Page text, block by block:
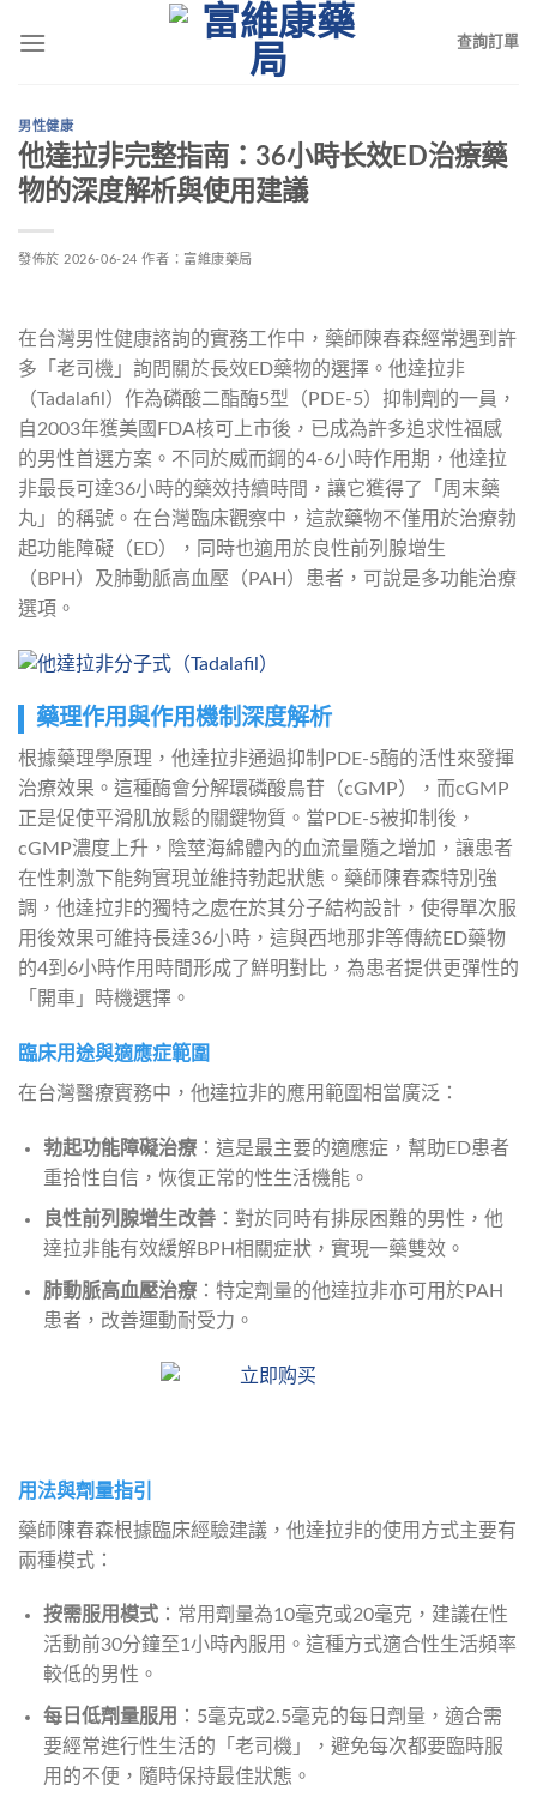
查詢訂單
男性健康
他達拉非完整指南：36小時长效ED治療藥
物的深度解析與使用建議
發佈於 2026-06-24 作者： 富維康藥局
在台灣男性健康諮詢的實務工作中，藥師陳春森經常遇到許
多「老司機」詢問關於長效ED藥物的選擇。他達拉非
（Tadalafil）作為磷酸二酯酶5型（PDE-5）抑制劑的一員，
自2003年獲美國FDA核可上市後，已成為許多追求性福感
的男性首選方案。不同於威而鋼的4-6小時作用期，他達拉
非最長可達36小時的藥效持續時間，讓它獲得了「周末藥
丸」的稱號。在台灣臨床觀察中，這款藥物不僅用於治療勃
起功能障礙（ED），同時也適用於良性前列腺增生
（BPH）及肺動脈高血壓（PAH）患者，可說是多功能治療
選項。
藥理作用與作用機制深度解析
根據藥理學原理，他達拉非通過抑制PDE-5酶的活性來發揮
治療效果。這種酶會分解環磷酸鳥苷（cGMP），而cGMP
正是促使平滑肌放鬆的關鍵物質。當PDE-5被抑制後，
cGMP濃度上升，陰莖海綿體內的血流量隨之增加，讓患者
在性刺激下能夠實現並維持勃起狀態。藥師陳春森特別強
調，他達拉非的獨特之處在於其分子結构設計，使得單次服
用後效果可維持長達36小時，這與西地那非等傳統ED藥物
的4到6小時作用時間形成了鮮明對比，為患者提供更彈性的
「開車」時機選擇。
臨床用途與適應症範圍
在台灣醫療實務中，他達拉非的應用範圍相當廣泛：
勃起功能障礙治療：這是最主要的適應症，幫助ED患者
重拾性自信，恢復正常的性生活機能。
良性前列腺增生改善：對於同時有排尿困難的男性，他
達拉非能有效緩解BPH相關症狀，實現一藥雙效。
肺動脈高血壓治療：特定劑量的他達拉非亦可用於PAH
患者，改善運動耐受力。
用法與劑量指引
藥師陳春森根據臨床經驗建議，他達拉非的使用方式主要有
兩種模式：
按需服用模式：常用劑量為10毫克或20毫克，建議在性
活動前30分鐘至1小時內服用。這種方式適合性生活頻率
較低的男性。
每日低劑量服用
：5毫克或2.5毫克的每日劑量，適合需
要經常進行性生活的「老司機」，避免每次都要臨時服
用的不便，隨時保持最佳狀態。